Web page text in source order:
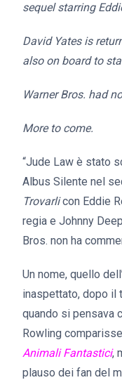
sequel starring
David Yates is
also on board to
Warner Bros. had
More to come.
“Jude Law è stato
Albus Silente nel
Trovarlicon Eddie
regia e Johnny
Bros. non ha
Un nome, quello
inaspettato, dopo il
quando si pensava
Rowling
Animali Fantastici,
plauso dei fan del